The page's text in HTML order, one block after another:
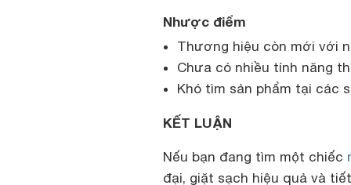
Nhược điểm
Thương hiệu còn mới với
Chưa có nhiều tính năng
Khó tìm sản phẩm tại các
KẾT LUẬN
Nếu bạn đang tìm một chiếc
đại, giặt sạch hiệu quả và